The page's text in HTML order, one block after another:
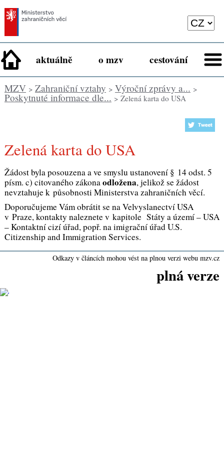
aktuálně o mzv cestování
MZV> Zahraniční vztahy > Výroční zprávy a... >
Poskytnuté informace dle... > Zelená karta do USA
Zelená karta do USA
Žádost byla posouzena a ve smyslu ustanovení § 14 odst. 5
písm. c) citovaného zákonaodložena, jelikož se žádost
nevztahuje k působnosti Ministerstva zahraničních věcí.
Doporučujeme Vám obrátit se na Velvyslanectví USA
v Praze, kontakty naleznete v kapitole Státy a území – USA
– Kontaktní cizí úřad, popř. na imigrační úřad U.S.
Citizenship and Immigration Services.
Odkazy v článcích mohou vést na plnou verzi webu mzv.cz
plná verze